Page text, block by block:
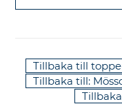
Tillbaka till
Tillbaka till: